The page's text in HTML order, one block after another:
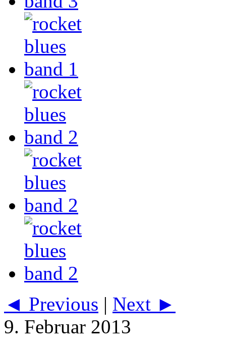
◄ Previous | Next ►
9. Februar 2013